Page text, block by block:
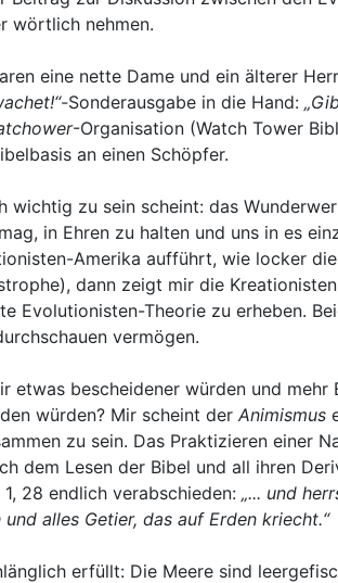
wörtlich nehmen.
eine nette Dame und ein älterer
Sonderausgabe in die Hand:
-Organisation (Watch Tower
an einen Schöpfer.
wichtig zu sein scheint: das
in Ehren zu halten und uns in es
Amerika aufführt, wie locker
dann zeigt mir die
Evolutionisten-Theorie zu erheben.
vermögen.
etwas bescheidener würden und
würden? Mir scheint der Animismus
zu sein. Das Praktizieren einer
dem Lesen der Bibel und all ihren
28 endlich verabschieden: „... und
alles Getier, das auf Erden kriecht.“
erfüllt: Die Meere sind